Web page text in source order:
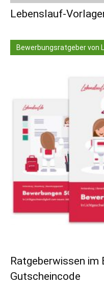
Lebenslauf-
Bewerbungsratgeber von
Ratgeberwissen
Gutscheincode